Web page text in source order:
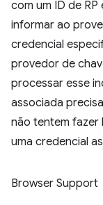
com um ID de
informar ao
credencial
provedor de
processar esse
associada
não tentem fazer
uma credencial
Browser Support